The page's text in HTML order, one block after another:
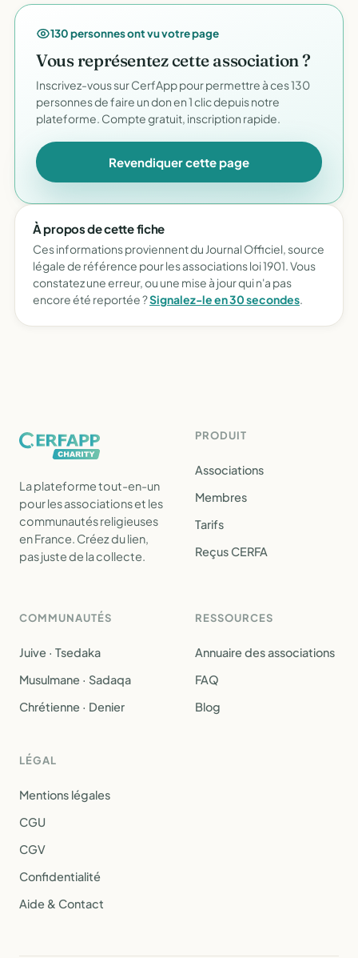
130 personnes ont vu votre page
Vous représentez cette association ?
Inscrivez-vous sur CerfApp pour permettre à ces 130
personnes de faire un don en 1 clic depuis notre
plateforme. Compte gratuit, inscription rapide.
Revendiquer cette page
À propos de cette fiche
Ces informations proviennent du Journal Officiel, source
légale de référence pour les associations loi 1901. Vous
constatez une erreur, ou une mise à jour qui n'a pas
encore été reportée ?Signalez-le en 30 secondes.
La plateforme tout-en-un
pour les associations et les
communautés religieuses
en France. Créez du lien,
pas juste de la collecte.
PRODUIT
Associations
Membres
Tarifs
Reçus CERFA
COMMUNAUTÉS
Juive · Tsedaka
Musulmane · Sadaqa
Chrétienne · Denier
RESSOURCES
Annuaire des associations
FAQ
Blog
LÉGAL
Mentions légales
CGU
CGV
Confidentialité
Aide & Contact